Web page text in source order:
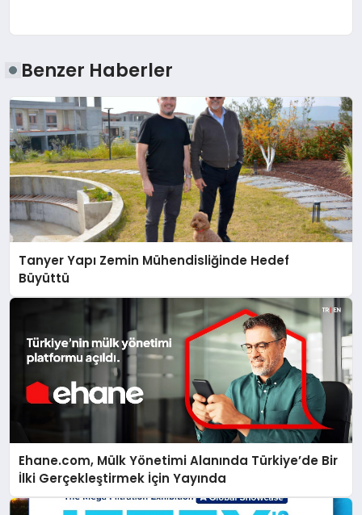
Benzer Haberler
Tanyer Yapı Zemin Mühendisliğinde Hedef
Büyüttü
Ehane.com, Mülk Yönetimi Alanında Türkiye’de Bir
İlki Gerçekleştirmek İçin Yayında